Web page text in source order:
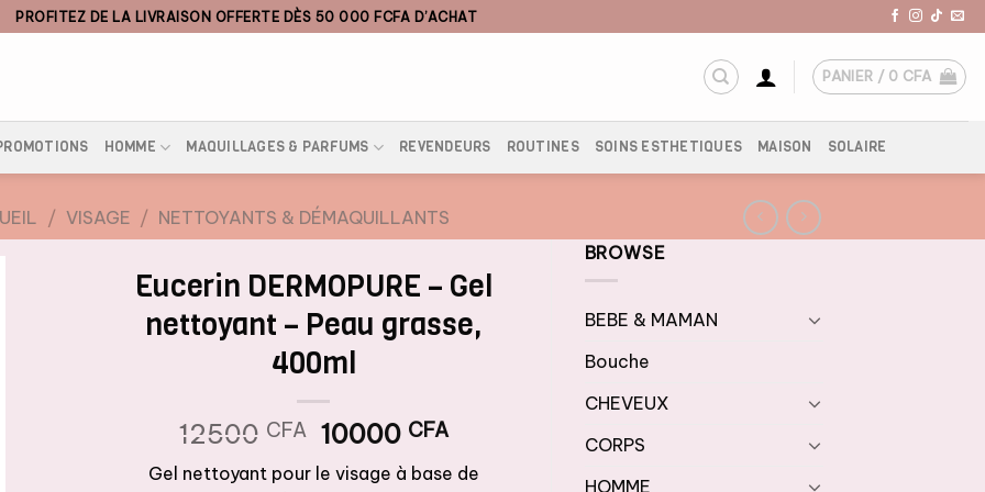
PROFITEZ DE LA LIVRAISON OFFERTE DÈS 50 000 FCFA D’ACHAT
PANIER / 0 CFA
HOMME MAQUILLAGES & PARFUMS REVENDEURS ROUTINES SOINS ESTHETIQUES MAISON SOLAIRE
/ VISAGE / NETTOYANTS & DÉMAQUILLANTS
BROWSE
BEBE & MAMAN
Bouche
CHEVEUX
CORPS
HOMME
Eucerin DERMOPURE – Gel
nettoyant – Peau grasse,
400ml
12500 CFA Le
prix
initial
10000 CFALe
prix
actuel
Gel nettoyant pour le visage à base de